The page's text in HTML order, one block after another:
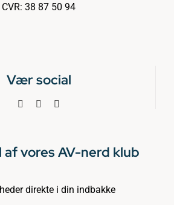
CVR: 38 87 50 94
Vær social
af vores AV-nerd klub
direkte i din indbakke